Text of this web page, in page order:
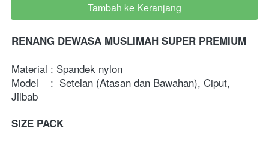
`
Tambah ke Keranjang
RENANG DEWASA MUSLIMAH SUPER PREMIUM
Material : Spandek nylon
Model    :  Setelan (Atasan dan Bawahan), Ciput,
Jilbab
SIZE PACK